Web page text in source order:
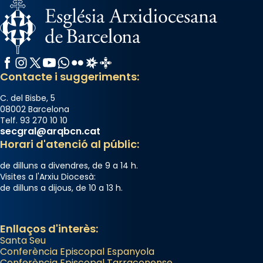
col·laboradors, a la Catedral de Barcelona.
L’arquebisbe de Barcelona, el cardenal Joan
Josep Omella, ha presidit la missa i l’ha
concelebrat el bisbe auxiliar de Barcelona,
Mons. David Abadías.
Photo
View on Facebook
Arquebisbat de Barcelona
2 weeks ago
Memòria de les santes Juliana i
Acompanyant la història de sant Cugat, a
partir de l’Edat Mitjana sorgeix la tradició
que les santes Juliana (“relatiu a Júlia”) i
Facebook
Instagram
X / Twitter
YouTube
WhatsApp
FlickrRadio Estel
Catalunya Cristiana
Contacte i suggeriments:
C. del Bisbe, 5
08002 Barcelona
Telf. 93 270 10 10
secgral@arqbcn.cat
Horari d'atenció al públic:
de dilluns a divendres, de 9 a 14 h.
Visites a l'Arxiu Diocesà:
de dilluns a dijous, de 10 a 13 h.
Enllaços d'interès:
Santa Seu
Conferència Episcopal Espanyola